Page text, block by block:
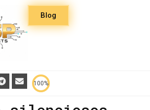
Blog
100%